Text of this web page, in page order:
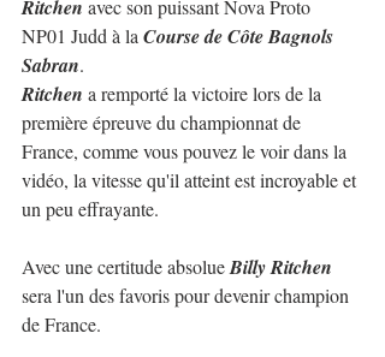
Ritchen avec son puissant Nova Proto
NP01 Judd à la Course de Côte Bagnols
Sabran.
Ritchen a remporté la victoire lors de la
première épreuve du championnat de
France, comme vous pouvez le voir dans la
vidéo, la vitesse qu'il atteint est incroyable et
un peu effrayante.
Avec une certitude absolue Billy Ritchen
sera l'un des favoris pour devenir champion
de France.